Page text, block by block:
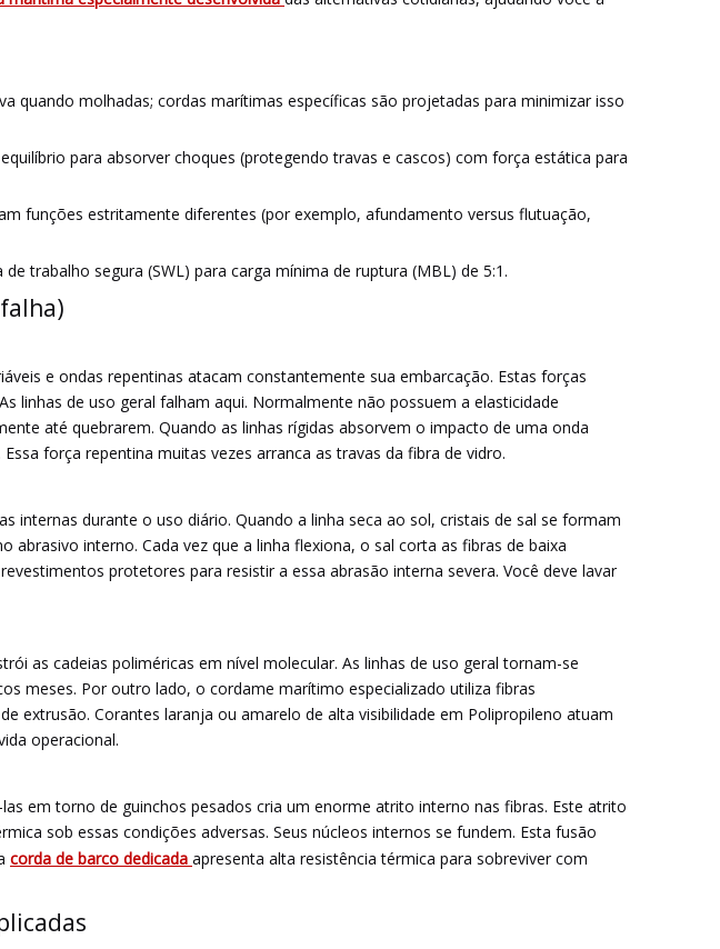
quando molhadas; cordas marítimas específicas são projetadas para minimizar isso
para absorver choques (protegendo travas e cascos) com força estática para
funções estritamente diferentes (por exemplo, afundamento versus flutuação,
trabalho segura (SWL) para carga mínima de ruptura (MBL) de 5:1.
​​e ondas repentinas atacam constantemente sua embarcação. Estas forças
linhas de uso geral falham aqui. Normalmente não possuem a elasticidade
até quebrarem. Quando as linhas rígidas absorvem o impacto de uma onda
força repentina muitas vezes arranca as travas da fibra de vidro.
internas durante o uso diário. Quando a linha seca ao sol, cristais de sal se formam
interno. Cada vez que a linha flexiona, o sal corta as fibras de baixa
protetores para resistir a essa abrasão interna severa. Você deve lavar
as cadeias poliméricas em nível molecular. As linhas de uso geral tornam-se
meses. Por outro lado, o cordame marítimo especializado utiliza fibras
extrusão. Corantes laranja ou amarelo de alta visibilidade em Polipropileno atuam
operacional.
em torno de guinchos pesados ​​cria um enorme atrito interno nas fibras. Este atrito
sob essas condições adversas. Seus núcleos internos se fundem. Esta fusão
corda de barco dedicada apresenta alta resistência térmica para sobreviver com